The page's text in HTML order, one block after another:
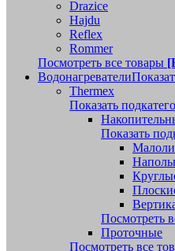
Drazice
Hajdu
Reflex
Rommer
Посмотреть все товары
Водонагреватели
Thermex
Показать
Показать
Посмотреть
Проточные
Посмотреть все